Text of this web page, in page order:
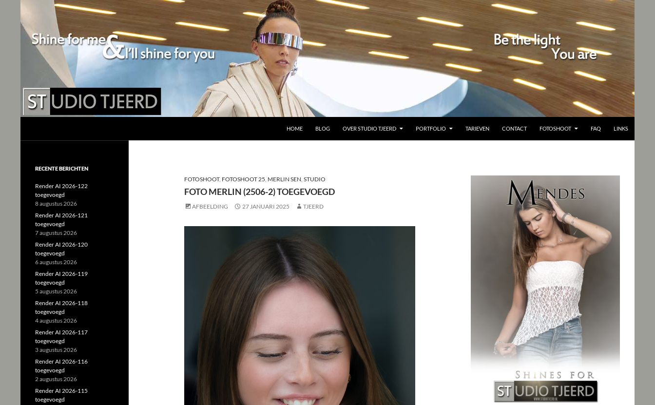
HOME
BLOG OVER STUDIO TJEERD PORTFOLIO TARIEVEN CONTACT FOTOSHOOT FAQ LINKS
FOTOSHOOT, FOTOSHOOT 25, MERLIN SEN, STUDIO
FOTO MERLIN (2506-2) TOEGEVOEGD
AFBEELDING 27 JANUARI 2025 TJEERD
RECENTE BERICHTEN
Render AI 2026-122
toegevoegd
8 augustus 2026
Render AI 2026-121
toegevoegd
7 augustus 2026
Render AI 2026-120
toegevoegd
6 augustus 2026
Render AI 2026-119
toegevoegd
5 augustus 2026
Render AI 2026-118
toegevoegd
4 augustus 2026
Render AI 2026-117
toegevoegd
3 augustus 2026
Render AI 2026-116
toegevoegd
2 augustus 2026
Render AI 2026-115
toegevoegd